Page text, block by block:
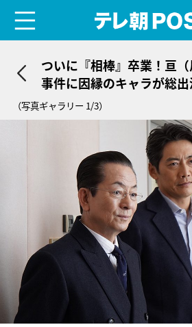
ついに『相棒』卒業！亘
事件に因縁のキャラが総出
（写真ギャラリー 1/3）